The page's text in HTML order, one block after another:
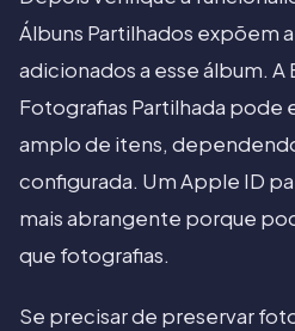
Álbuns Partilhados expõem
adicionados a esse álbum.
Fotografias Partilhada pode
amplo de itens,
configurada. Um Apple ID
mais abrangente porque
que fotografias.
Se precisar de preservar